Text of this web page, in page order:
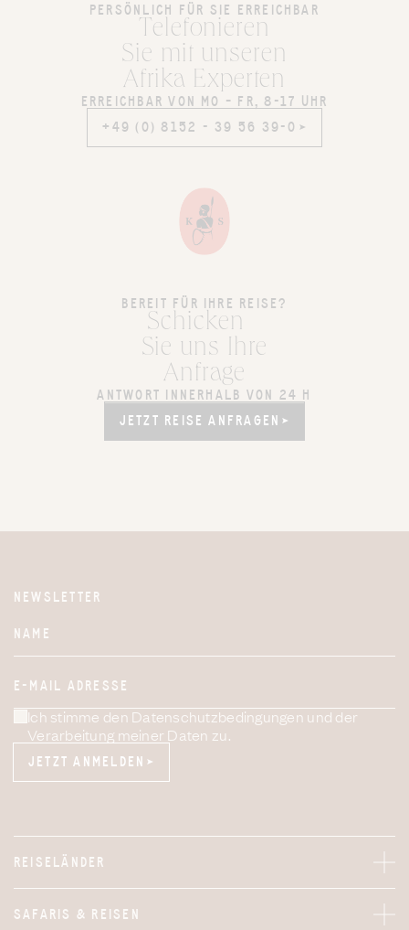
PERSÖNLICH FÜR SIE ERREICHBAR
Telefonieren
Sie mit unseren
Afrika Experten
ERREICHBAR VON MO – FR, 8-17 UHR
+49 (0) 8152 - 39 56 39-0
+49 (0) 8152 - 39 56 39-0
BEREIT FÜR IHRE REISE?
Schicken
Sie uns Ihre
Anfrage
ANTWORT INNERHALB VON 24 H
JETZT REISE ANFRAGEN
JETZT REISE ANFRAGEN
NEWSLETTER
NAME
E-MAIL ADRESSE
Ich stimme den Datenschutzbedingungen und der
Verarbeitung meiner Daten zu.
JETZT ANMELDEN
JETZT ANMELDEN
REISELÄNDER
SAFARIS & REISEN